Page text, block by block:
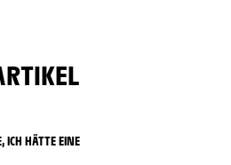
ICH HÄTTE EINE